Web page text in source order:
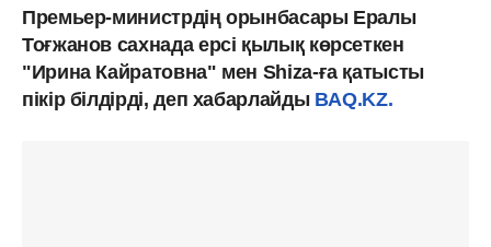
Премьер-министрдің орынбасары Ералы
Тоғжанов сахнада ерсі қылық көрсеткен
"Ирина Кайратовна" мен Shiza-ға қатысты
пікір білдірді, деп хабарлайдыBAQ.KZ.